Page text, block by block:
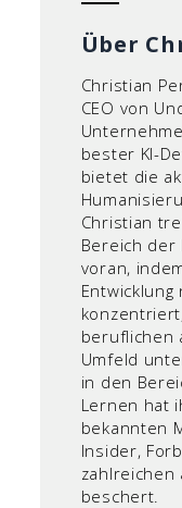
Über
Christian
CEO von
bester KI-
bietet die
Christian
Bereich der
voran,
Entwicklung
beruflichen
Umfeld
in den
Lernen hat
bekannten
Insider,
zahlreichen
beschert.